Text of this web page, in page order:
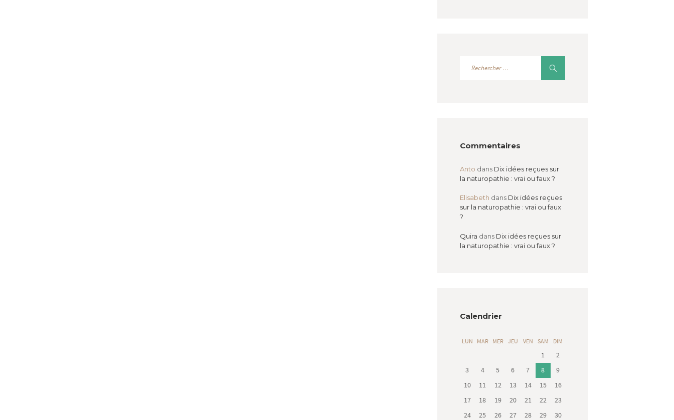
Commentaires
Anto dans Dix idées reçues sur
la naturopathie : vrai ou faux ?
Elisabeth dans Dix idées reçues
sur la naturopathie : vrai ou faux
?
Quira dans Dix idées reçues sur
la naturopathie : vrai ou faux ?
Calendrier
LUN MAR MER JEU VEN SAM DIM
1
2
3
4 5 6 7 8
9
10
11 12 13 14 15
16
17
18 19 20 21 22
23
24
25 26 27 28 29
30